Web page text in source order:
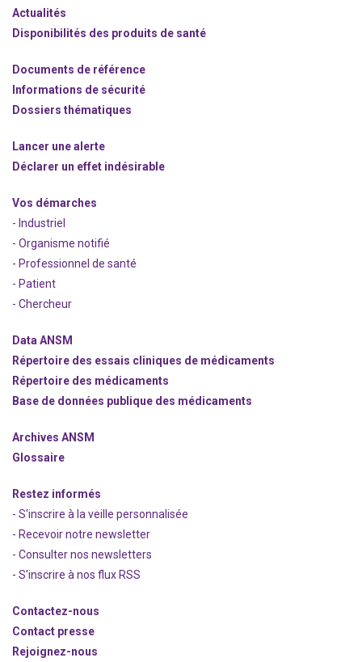
Actualités
Disponibilités des produits de santé
Documents de référence
Informations de sécurité
Dossiers thématiques
Lancer une alerte
Déclarer un effet indésirable
Vos démarches
- Industriel
- Organisme notifié
- Professionnel de santé
- Patient
- Chercheur
Data ANSM
Répertoire des essais cliniques de médicaments
Répertoire des médicaments
Base de données publique des médicaments
Archives ANSM
Glossaire
Restez informés
- S'inscrire à la veille personnalisée
- Recevoir notre newsletter
- Consulter nos newsletters
- S'inscrire à nos flux RSS
Contactez-nous
Contact presse
Rejoignez-nous